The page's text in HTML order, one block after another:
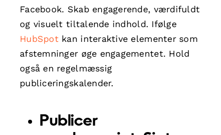
Facebook. Skab engagerende, værdifuldt
og visuelt tiltalende indhold. Ifølge
HubSpot kan interaktive elementer som
afstemninger øge engagementet. Hold
også en regelmæssig
publiceringskalender.
Publicer